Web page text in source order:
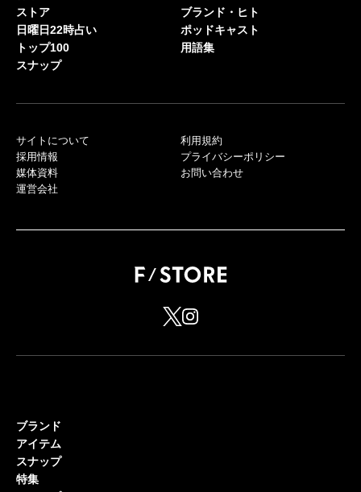
ストア
日曜日22時占い
トップ100
スナップ
ブランド・ヒト
ポッドキャスト
用語集
サイトについて
採用情報
媒体資料
運営会社
利用規約
プライバシーポリシー
お問い合わせ
ブランド
アイテム
スナップ
特集